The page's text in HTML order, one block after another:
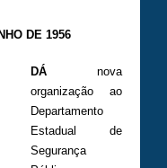
DE 1956
DÁnova
organização ao
Departamento
Estadual de
Segurança